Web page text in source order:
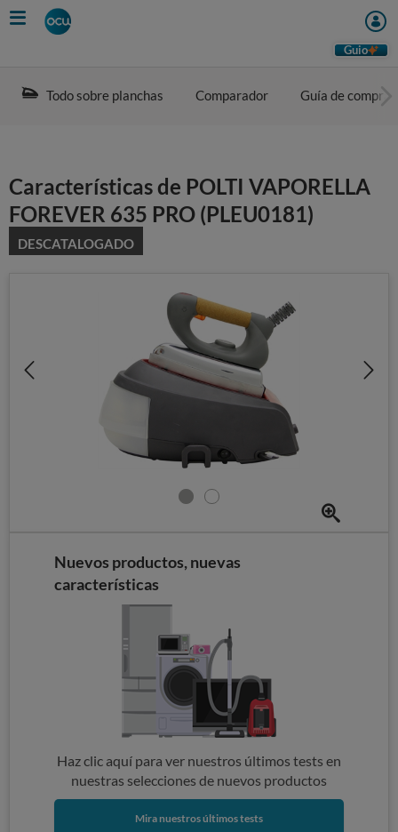
Skip
to
Guio
Todo sobre planchas Comparador Guía de compra
Características de POLTI VAPORELLA
FOREVER 635 PRO (PLEU0181)
DESCATALOGADO
Nuevos productos, nuevas
características
Haz clic aquí para ver nuestros últimos tests en
nuestras selecciones de nuevos productos
Mira nuestros últimos tests